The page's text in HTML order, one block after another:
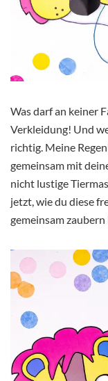
Was darf an keiner
Verkleidung! Und
richtig. Meine
gemeinsam mit
nicht lustige
jetzt, wie du diese
gemeinsam